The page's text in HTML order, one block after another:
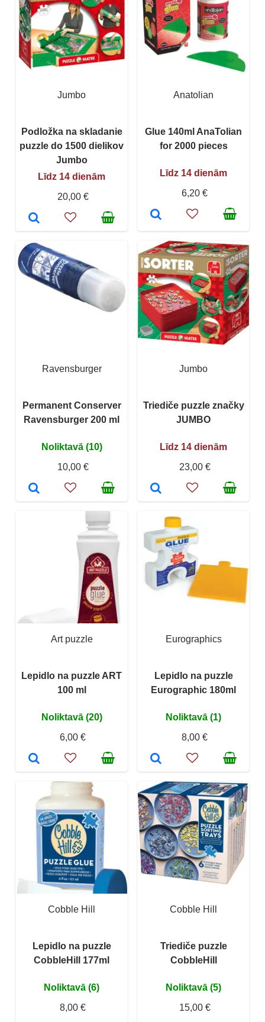
Jumbo
Podložka na skladanie
puzzle do 1500 dielikov
Jumbo
Līdz 14 dienām
20,00 €
Anatolian
Glue 140ml AnaTolian
for 2000 pieces
Līdz 14 dienām
6,20 €
Ravensburger
Permanent Conserver
Ravensburger 200 ml
Noliktavā (10)
10,00 €
Jumbo
Triediče puzzle značky
JUMBO
Līdz 14 dienām
23,00 €
Art puzzle
Lepidlo na puzzle ART
100 ml
Noliktavā (20)
6,00 €
Eurographics
Lepidlo na puzzle
Eurographic 180ml
Noliktavā (1)
8,00 €
Cobble Hill
Lepidlo na puzzle
CobbleHill 177ml
Noliktavā (6)
8,00 €
Cobble Hill
Triediče puzzle
CobbleHill
Noliktavā (5)
15,00 €